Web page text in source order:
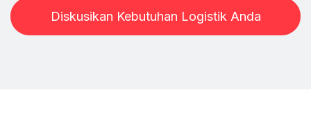
Diskusikan Kebutuhan Logistik Anda